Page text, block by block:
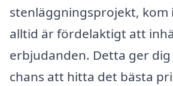
stenläggningsprojekt, kom
alltid är fördelaktigt att
erbjudanden. Detta ger
chans att hitta det bästa